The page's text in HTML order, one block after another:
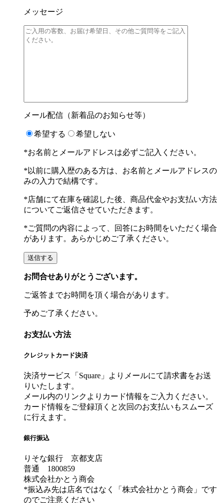
メッセージ
メール配信（新着品のお知らせ等）
希望する 希望しない
*お名前とメールアドレスは必ずご記入ください。
*以前に購入歴のある方は、お名前とメールアドレスの
みの入力で結構です。
*店舗にて在庫を確認した後、商品代金やお支払い方法
についてご返信させていただきます。
*ご質問の内容によって、回答にお時間をいただく場合
があります。あらかじめご了承ください。
お問合せありがとうございます。
ご返答までお時間を頂く場合があります。
予めご了承ください。
お支払い方法
クレジットカード決済
決済サービス「Square」よりメールにて請求書をお送
りいたします。
メール内のリンクよりカード情報をご入力ください。
カード情報をご登録頂くと次回のお支払いもスムーズ
に行えます。
銀行振込
りそな銀行 京都支店
普通 1800859
株式会社かとう商会
*振込み先は店名ではなく「株式会社かとう商会」です
のでご注意ください